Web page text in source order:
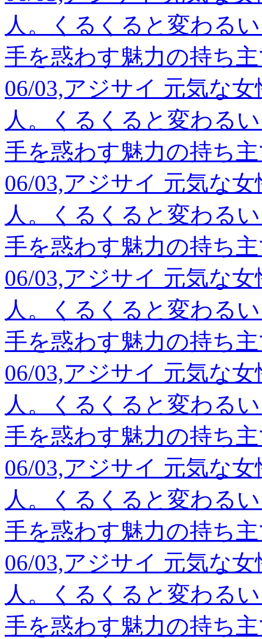
人。くるくると変わる
手を惑わす魅力の持ち
06/03,アジサイ 元気な
人。くるくると変わる
手を惑わす魅力の持ち
06/03,アジサイ 元気な
人。くるくると変わる
手を惑わす魅力の持ち
06/03,アジサイ 元気な
人。くるくると変わる
手を惑わす魅力の持ち
06/03,アジサイ 元気な
人。くるくると変わる
手を惑わす魅力の持ち
06/03,アジサイ 元気な
人。くるくると変わる
手を惑わす魅力の持ち
06/03,アジサイ 元気な
人。くるくると変わる
手を惑わす魅力の持ち